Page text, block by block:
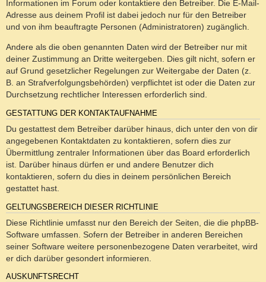
Informationen im Forum oder kontaktiere den Betreiber. Die E-Mail-
Adresse aus deinem Profil ist dabei jedoch nur für den Betreiber
und von ihm beauftragte Personen (Administratoren) zugänglich.
Andere als die oben genannten Daten wird der Betreiber nur mit
deiner Zustimmung an Dritte weitergeben. Dies gilt nicht, sofern er
auf Grund gesetzlicher Regelungen zur Weitergabe der Daten (z.
B. an Strafverfolgungsbehörden) verpflichtet ist oder die Daten zur
Durchsetzung rechtlicher Interessen erforderlich sind.
GESTATTUNG DER KONTAKTAUFNAHME
Du gestattest dem Betreiber darüber hinaus, dich unter den von dir
angegebenen Kontaktdaten zu kontaktieren, sofern dies zur
Übermittlung zentraler Informationen über das Board erforderlich
ist. Darüber hinaus dürfen er und andere Benutzer dich
kontaktieren, sofern du dies in deinem persönlichen Bereich
gestattet hast.
GELTUNGSBEREICH DIESER RICHTLINIE
Diese Richtlinie umfasst nur den Bereich der Seiten, die die phpBB-
Software umfassen. Sofern der Betreiber in anderen Bereichen
seiner Software weitere personenbezogene Daten verarbeitet, wird
er dich darüber gesondert informieren.
AUSKUNFTSRECHT